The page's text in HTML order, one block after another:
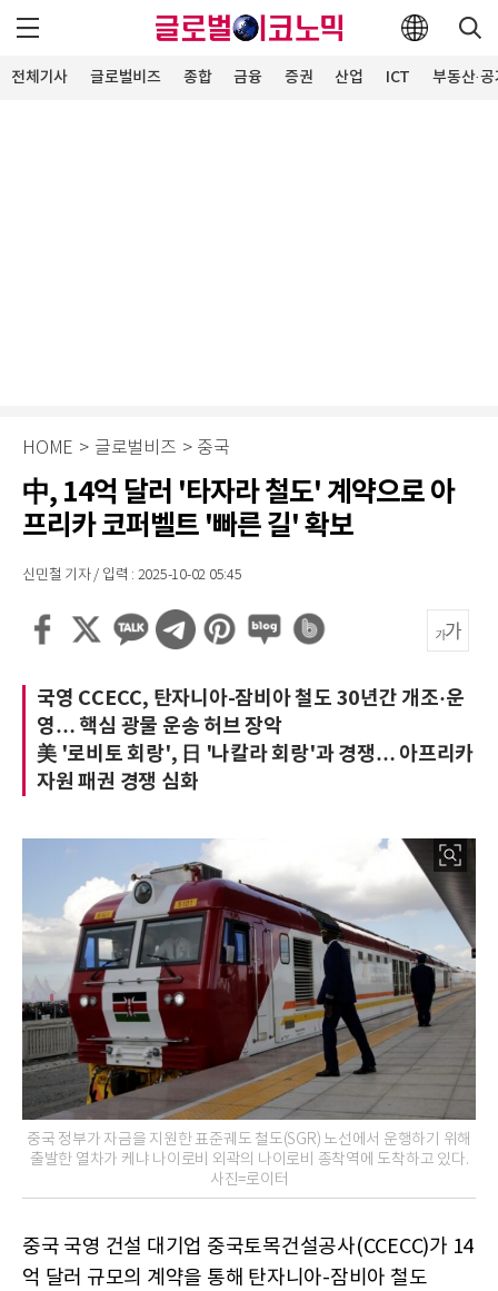
전체기사 글로벌비즈 종합 금융 증권 산업 ICT 부동산·
HOME > 글로벌비즈 > 중국
中, 14억 달러 '타자라 철도' 계약으로 아
프리카 코퍼벨트 '빠른 길' 확보
신민철 기자 / 입력 : 2025-10-02 05:45
국영 CCECC, 탄자니아-잠비아 철도 30년간 개조·운
영… 핵심 광물 운송 허브 장악
美 '로비토 회랑', 日 '나칼라 회랑'과 경쟁… 아프리카
자원 패권 경쟁 심화
중국 정부가 자금을 지원한 표준궤도 철도(SGR) 노선에서 운행하기 위해
출발한 열차가 케냐 나이로비 외곽의 나이로비 종착역에 도착하고 있다.
사진=로이터
중국 국영 건설 대기업 중국토목건설공사(CCECC)가 14
억 달러 규모의 계약을 통해 탄자니아-잠비아 철도